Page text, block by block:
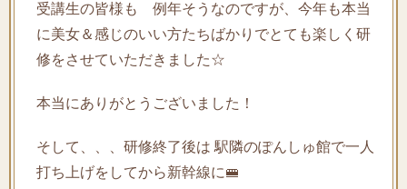
受講生の皆様も 例年そうなのですが、今年も本当
に美女＆感じのいい方たちばかりでとても楽しく研
修をさせていただきました☆
本当にありがとうございました！
そして、、、研修終了後は 駅隣のぽんしゅ館で一人
打ち上げをしてから新幹線に🚝